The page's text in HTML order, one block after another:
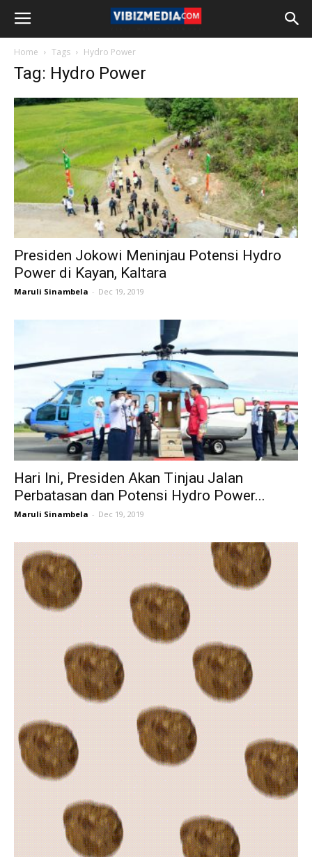
Home Tags Hydro Power
Tag: Hydro Power
Presiden Jokowi Meninjau Potensi Hydro
Power di Kayan, Kaltara
Maruli Sinambela - Dec 19, 2019
Hari Ini, Presiden Akan Tinjau Jalan
Perbatasan dan Potensi Hydro Power...
Maruli Sinambela - Dec 19, 2019